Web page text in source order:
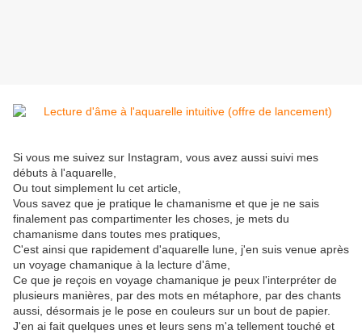
Si vous me suivez sur Instagram, vous avez aussi suivi mes
débuts à l'aquarelle,
Ou tout simplement lu cet article,
Vous savez que je pratique le chamanisme et que je ne sais
finalement pas compartimenter les choses, je mets du
chamanisme dans toutes mes pratiques,
C'est ainsi que rapidement d'aquarelle lune, j'en suis venue après
un voyage chamanique à la lecture d'âme,
Ce que je reçois en voyage chamanique je peux l'interpréter de
plusieurs manières, par des mots en métaphore, par des chants
aussi, désormais je le pose en couleurs sur un bout de papier.
J'en ai fait quelques unes et leurs sens m'a tellement touché et